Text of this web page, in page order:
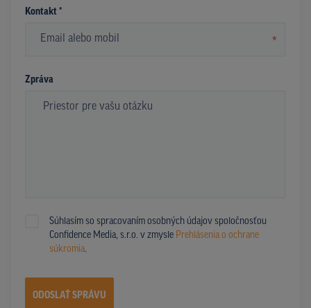
Kontakt *
*
Zpráva
Súhlasím so spracovaním osobných údajov spoločnosťou
Confidence Media, s.r.o. v zmysle Prehlásenia o ochrane
súkromia.
ODOSLAŤ SPRÁVU